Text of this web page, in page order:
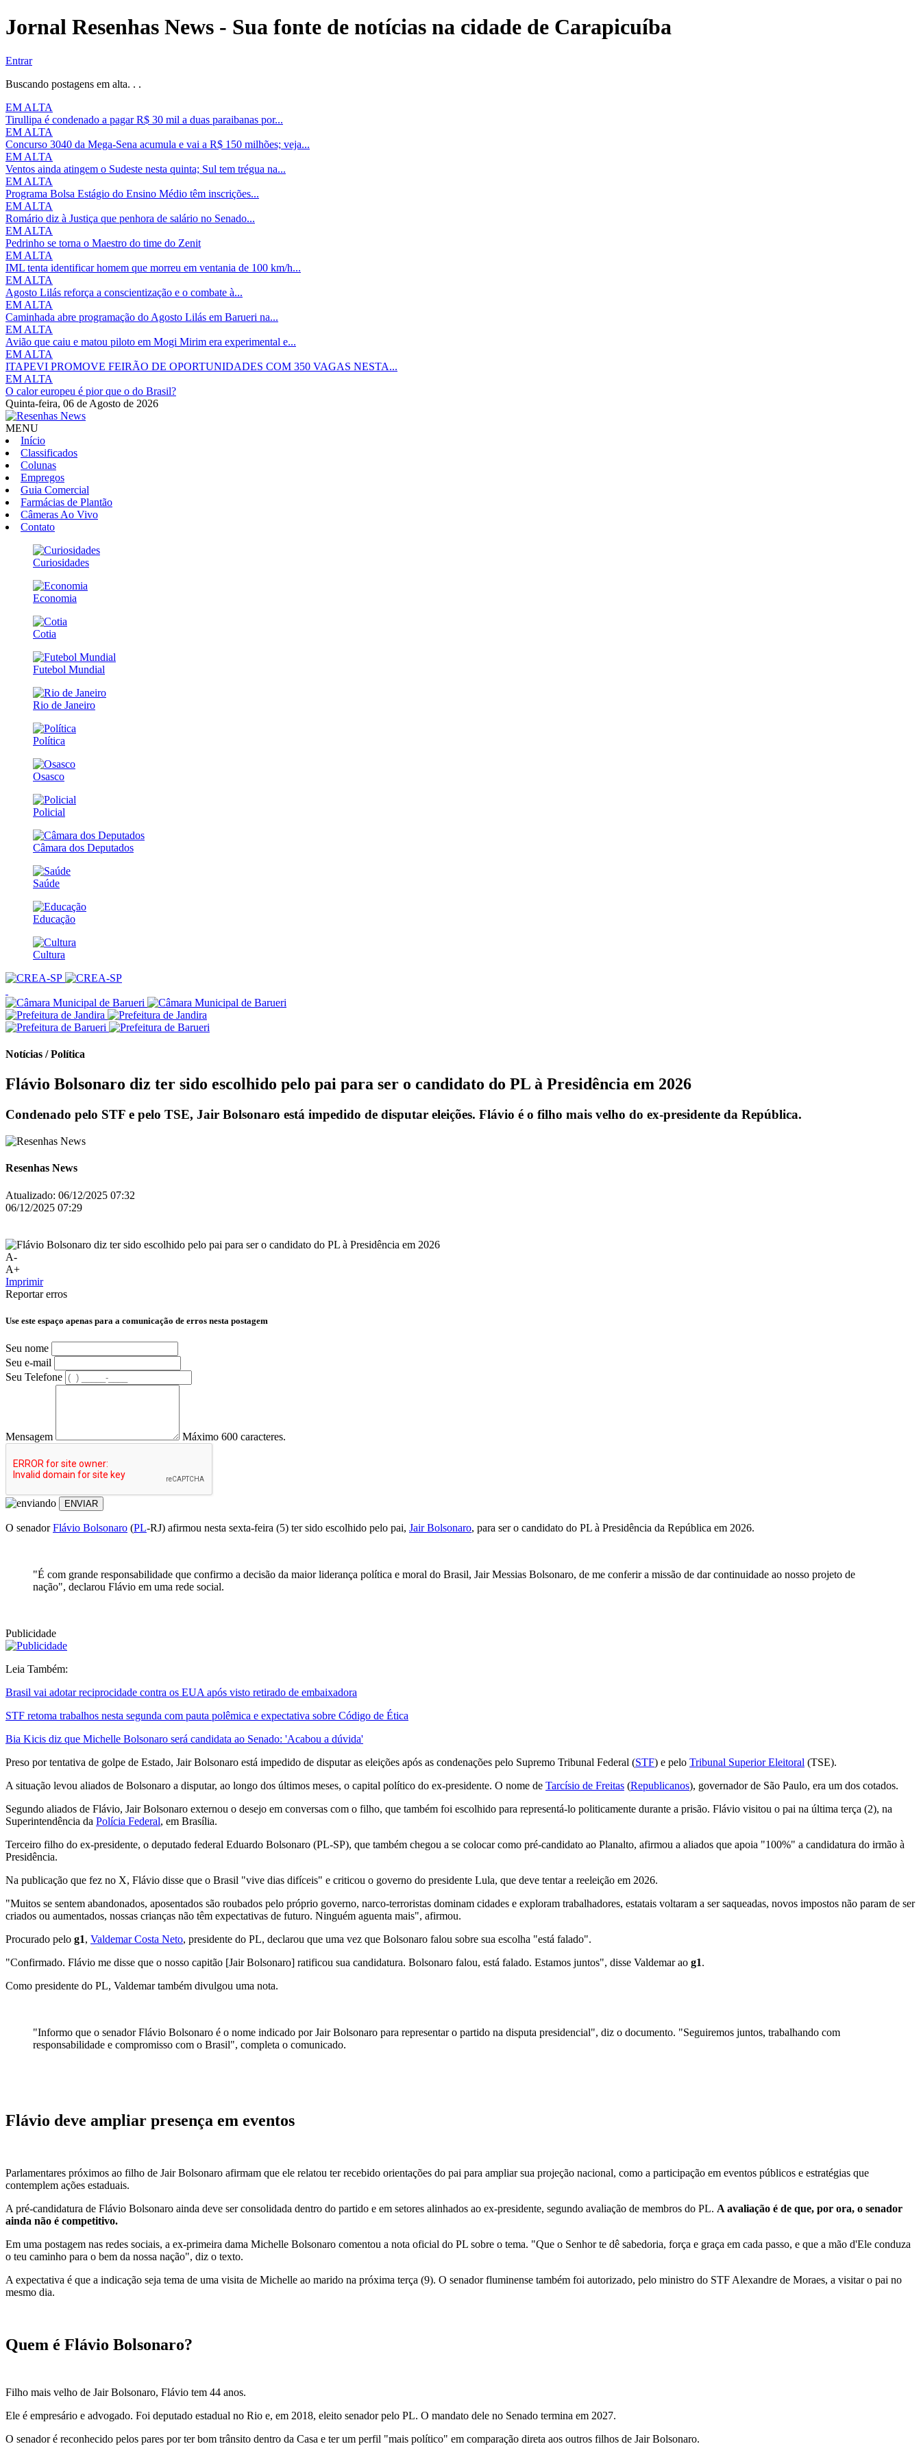
Jornal Resenhas News - Sua fonte de notícias na cidade de Carapicuíba
Entrar
Buscando postagens em alta. . .
EM ALTA
Tirullipa é condenado a pagar R$ 30 mil a duas paraibanas por...
EM ALTA
Concurso 3040 da Mega-Sena acumula e vai a R$ 150 milhões; veja...
EM ALTA
Ventos ainda atingem o Sudeste nesta quinta; Sul tem trégua na...
EM ALTA
Programa Bolsa Estágio do Ensino Médio têm inscrições...
EM ALTA
Romário diz à Justiça que penhora de salário no Senado...
EM ALTA
Pedrinho se torna o Maestro do time do Zenit
EM ALTA
IML tenta identificar homem que morreu em ventania de 100 km/h...
EM ALTA
Agosto Lilás reforça a conscientização e o combate à...
EM ALTA
Caminhada abre programação do Agosto Lilás em Barueri na...
EM ALTA
Avião que caiu e matou piloto em Mogi Mirim era experimental e...
EM ALTA
ITAPEVI PROMOVE FEIRÃO DE OPORTUNIDADES COM 350 VAGAS NESTA...
EM ALTA
O calor europeu é pior que o do Brasil?
Quinta-feira, 06 de Agosto de 2026
MENU
Início
Classificados
Colunas
Empregos
Guia Comercial
Farmácias de Plantão
Câmeras Ao Vivo
Contato
Curiosidades
Economia
Cotia
Futebol Mundial
Rio de Janeiro
Política
Osasco
Policial
Câmara dos Deputados
Saúde
Educação
Cultura
Notícias / Política
Flávio Bolsonaro diz ter sido escolhido pelo pai para ser o candidato do PL à Presidência em 2026
Condenado pelo STF e pelo TSE, Jair Bolsonaro está impedido de disputar eleições. Flávio é o filho mais velho do ex-presidente da República.
Resenhas News
Atualizado: 06/12/2025 07:32
06/12/2025 07:29
A-
A+
Imprimir
Reportar erros
Use este espaço apenas para a comunicação de erros nesta postagem
Seu nome
Seu e-mail
Seu Telefone
Mensagem Máximo 600 caracteres.
ENVIAR
O senadorFlávio Bolsonaro (PL-RJ) afirmou nesta sexta-feira (5) ter sido escolhido pelo pai, Jair Bolsonaro, para ser o candidato do PL à Presidência da República em 2026.
"É com grande responsabilidade que confirmo a decisão da maior liderança política e moral do Brasil, Jair Messias Bolsonaro, de me conferir a missão de dar continuidade ao nosso projeto de
nação", declarou Flávio em uma rede social.
Publicidade
Leia Também:
Brasil vai adotar reciprocidade contra os EUA após visto retirado de embaixadora
STF retoma trabalhos nesta segunda com pauta polêmica e expectativa sobre Código de Ética
Bia Kicis diz que Michelle Bolsonaro será candidata ao Senado: 'Acabou a dúvida'
Preso por tentativa de golpe de Estado, Jair Bolsonaro está impedido de disputar as eleições após as condenações pelo Supremo Tribunal Federal (STF) e pelo Tribunal Superior Eleitoral (TSE).
A situação levou aliados de Bolsonaro a disputar, ao longo dos últimos meses, o capital político do ex-presidente. O nome de Tarcísio de Freitas (Republicanos), governador de São Paulo, era um dos cotados.
Segundo aliados de Flávio, Jair Bolsonaro externou o desejo em conversas com o filho, que também foi escolhido para representá-lo politicamente durante a prisão. Flávio visitou o pai na última terça (2), na
Superintendência da Polícia Federal, em Brasília.
Terceiro filho do ex-presidente, o deputado federal Eduardo Bolsonaro (PL-SP), que também chegou a se colocar como pré-candidato ao Planalto, afirmou a aliados que apoia "100%" a candidatura do irmão à
Presidência.
Na publicação que fez no X, Flávio disse que o Brasil "vive dias difíceis" e criticou o governo do presidente Lula, que deve tentar a reeleição em 2026.
"Muitos se sentem abandonados, aposentados são roubados pelo próprio governo, narco-terroristas dominam cidades e exploram trabalhadores, estatais voltaram a ser saqueadas, novos impostos não param de ser
criados ou aumentados, nossas crianças não têm expectativas de futuro. Ninguém aguenta mais", afirmou.
Procurado pelo g1, Valdemar Costa Neto, presidente do PL, declarou que uma vez que Bolsonaro falou sobre sua escolha "está falado".
"Confirmado. Flávio me disse que o nosso capitão [Jair Bolsonaro] ratificou sua candidatura. Bolsonaro falou, está falado. Estamos juntos", disse Valdemar ao g1.
Como presidente do PL, Valdemar também divulgou uma nota.
"Informo que o senador Flávio Bolsonaro é o nome indicado por Jair Bolsonaro para representar o partido na disputa presidencial", diz o documento. "Seguiremos juntos, trabalhando com
responsabilidade e compromisso com o Brasil", completa o comunicado.
Flávio deve ampliar presença em eventos
Parlamentares próximos ao filho de Jair Bolsonaro afirmam que ele relatou ter recebido orientações do pai para ampliar sua projeção nacional, como a participação em eventos públicos e estratégias que
contemplem ações estaduais.
A pré-candidatura de Flávio Bolsonaro ainda deve ser consolidada dentro do partido e em setores alinhados ao ex-presidente, segundo avaliação de membros do PL. A avaliação é de que, por ora, o senador
ainda não é competitivo.
Em uma postagem nas redes sociais, a ex-primeira dama Michelle Bolsonaro comentou a nota oficial do PL sobre o tema. "Que o Senhor te dê sabedoria, força e graça em cada passo, e que a mão d'Ele conduza
o teu caminho para o bem da nossa nação", diz o texto.
A expectativa é que a indicação seja tema de uma visita de Michelle ao marido na próxima terça (9). O senador fluminense também foi autorizado, pelo ministro do STF Alexandre de Moraes, a visitar o pai no
mesmo dia.
Quem é Flávio Bolsonaro?
Filho mais velho de Jair Bolsonaro, Flávio tem 44 anos.
Ele é empresário e advogado. Foi deputado estadual no Rio e, em 2018, eleito senador pelo PL. O mandato dele no Senado termina em 2027.
O senador é reconhecido pelos pares por ter bom trânsito dentro da Casa e ter um perfil "mais político" em comparação direta aos outros filhos de Jair Bolsonaro.